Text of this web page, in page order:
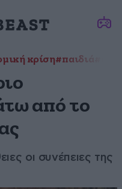
κρίση#παιδιά
από το
οι συνέπειες της